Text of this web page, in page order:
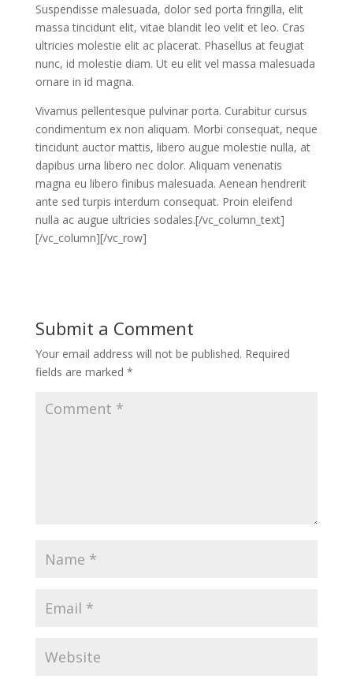
Suspendisse malesuada, dolor sed porta fringilla, elit
massa tincidunt elit, vitae blandit leo velit et leo. Cras
ultricies molestie elit ac placerat. Phasellus at feugiat
nunc, id molestie diam. Ut eu elit vel massa malesuada
ornare in id magna.
Vivamus pellentesque pulvinar porta. Curabitur cursus
condimentum ex non aliquam. Morbi consequat, neque
tincidunt auctor mattis, libero augue molestie nulla, at
dapibus urna libero nec dolor. Aliquam venenatis
magna eu libero finibus malesuada. Aenean hendrerit
ante sed turpis interdum consequat. Proin eleifend
nulla ac augue ultricies sodales.[/vc_column_text]
[/vc_column][/vc_row]
Submit a Comment
Your email address will not be published. Required
fields are marked *